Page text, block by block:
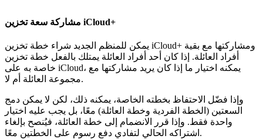
مشاركة سعة تخزين iCloud+
يمكن للمنظم الجديد شراء خطة تخزين iCloud+ ومشاركتها مع بقية
أفراد العائلة. إذا كان أحد أفراد العائلة يمتلك بالفعل خطة تخزين
خاصة به على iCloud، يمكنه اختيار ما إذا كان يريد مشاركتها مع
مجموعة العائلة أم لا.
وإذا فضّل الاحتفاظ بخطته الخاصة، يمكنه ذلك، لكن لا يمكن دمج
السعتين (الخطة الفردية وخطة العائلة) معًا، بل يجب عليه اختيار
واحدة فقط. وإذا قرر الانضمام إلى خطة العائلة، فيُنصح بإلغاء
اشتراكه الحالي لتفادي دفع رسوم على الخطتين معًا.